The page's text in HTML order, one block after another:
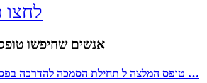
לחצו
אנשים שחיפשו טופס
טופס המלצה ל תחילת הסמכה להדרכה בפסיכולוגיה חינוכית – משרד …